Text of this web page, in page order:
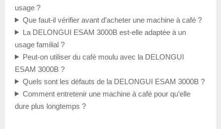
usage ?
Que faut-il vérifier avant d’acheter une machine à café ?
La DELONGUI ESAM 3000B est-elle adaptée à un
usage familial ?
Peut-on utiliser du café moulu avec la DELONGUI
ESAM 3000B ?
Quels sont les défauts de la DELONGUI ESAM 3000B ?
Comment entretenir une machine à café pour qu’elle
dure plus longtemps ?